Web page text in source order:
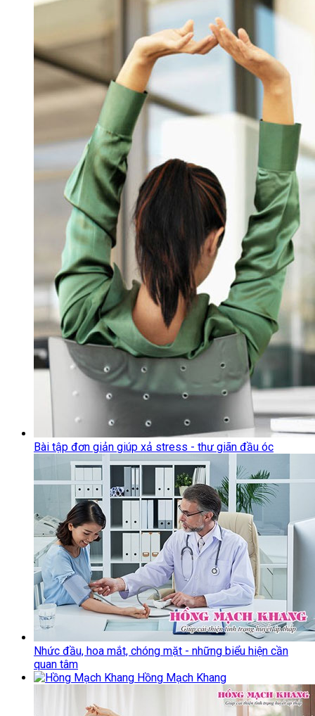
Bài tập đơn giản giúp xả stress - thư giãn đầu óc
Nhức đầu, hoa mắt, chóng mặt - những biểu hiện cần
quan tâm
Hồng Mạch Khang